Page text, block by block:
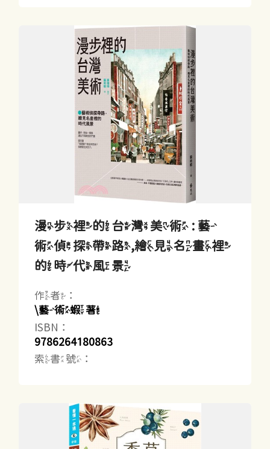
漫步裡的台灣美術 : 藝
術偵探帶路,繪見名畫裡
的時代風景
作者：
\藝術蝦著
ISBN：
9786264180863
索書號：